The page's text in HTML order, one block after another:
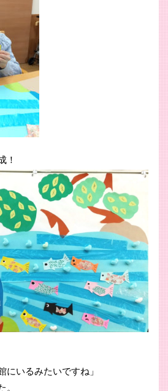
！
にいるみたいですね」